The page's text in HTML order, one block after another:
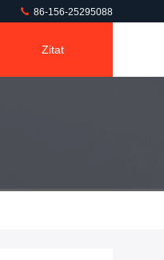
86-156-25295088
Zitat